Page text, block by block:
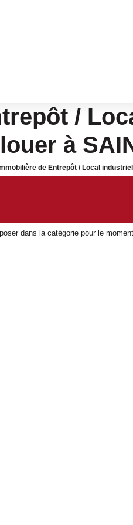
/
à
de Entrepôt / Local
dans la catégorie pour le